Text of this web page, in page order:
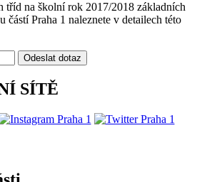
tříd na školní rok 2017/2018 základních
částí Praha 1 naleznete v detailech této
Odeslat dotaz
SÍTĚ